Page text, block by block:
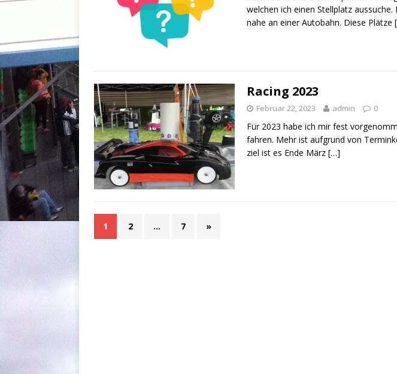
welchen ich einen Stellplatz
nahe an einer Autobahn. Diese Plätze
Racing 2023
Februar 22, 2023 admin 0
Für 2023 habe ich mir fest
fahren. Mehr ist aufgrund von
ziel ist es Ende März […]
1 2 … 7 »